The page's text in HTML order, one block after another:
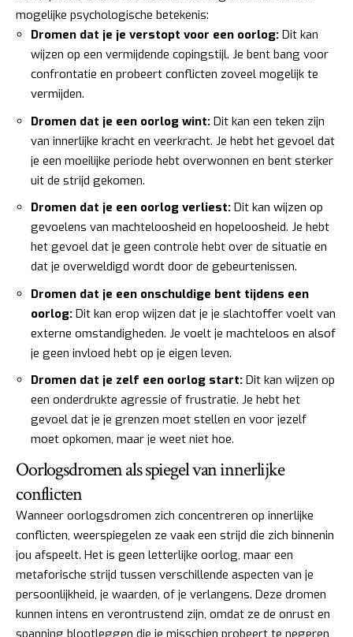
mogelijke psychologische betekenis:
Dromen dat je je verstopt voor een oorlog: Dit kan
wijzen op een vermijdende copingstijl. Je bent bang voor
confrontatie en probeert conflicten zoveel mogelijk te
vermijden.
Dromen dat je een oorlog wint: Dit kan een teken zijn
van innerlijke kracht en veerkracht. Je hebt het gevoel dat
je een moeilijke periode hebt overwonnen en bent sterker
uit de strijd gekomen.
Dromen dat je een oorlog verliest: Dit kan wijzen op
gevoelens van machteloosheid en hopeloosheid. Je hebt
het gevoel dat je geen controle hebt over de situatie en
dat je overweldigd wordt door de gebeurtenissen.
Dromen dat je een onschuldige bent tijdens een
oorlog: Dit kan erop wijzen dat je je slachtoffer voelt van
externe omstandigheden. Je voelt je machteloos en alsof
je geen invloed hebt op je eigen leven.
Dromen dat je zelf een oorlog start: Dit kan wijzen op
een onderdrukte agressie of frustratie. Je hebt het
gevoel dat je je grenzen moet stellen en voor jezelf
moet opkomen, maar je weet niet hoe.
Oorlogsdromen als spiegel van innerlijke
conflicten
Wanneer oorlogsdromen zich concentreren op innerlijke
conflicten, weerspiegelen ze vaak een strijd die zich binnenin
jou afspeelt. Het is geen letterlijke oorlog, maar een
metaforische strijd tussen verschillende aspecten van je
persoonlijkheid, je waarden, of je verlangens. Deze dromen
kunnen intens en verontrustend zijn, omdat ze de onrust en
spanning blootleggen die je misschien probeert te negeren